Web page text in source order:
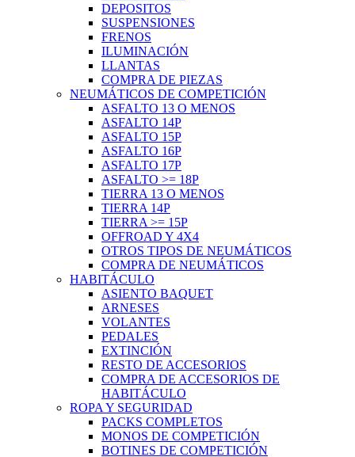
DEPOSITOS
SUSPENSIONES
FRENOS
ILUMINACIÓN
LLANTAS
COMPRA DE PIEZAS
NEUMÁTICOS DE COMPETICIÓN
ASFALTO 13 O MENOS
ASFALTO 14P
ASFALTO 15P
ASFALTO 16P
ASFALTO 17P
ASFALTO >= 18P
TIERRA 13 O MENOS
TIERRA 14P
TIERRA >= 15P
OFFROAD Y 4X4
OTROS TIPOS DE NEUMÁTICOS
COMPRA DE NEUMÁTICOS
HABITÁCULO
ASIENTO BAQUET
ARNESES
VOLANTES
PEDALES
EXTINCIÓN
RESTO DE ACCESORIOS
COMPRA DE ACCESORIOS DE
HABITÁCULO
ROPA Y SEGURIDAD
PACKS COMPLETOS
MONOS DE COMPETICIÓN
BOTINES DE COMPETICIÓN